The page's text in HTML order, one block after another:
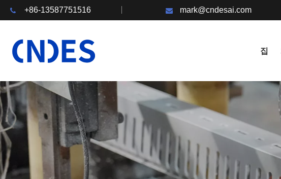
+86-13587751516 mark@cndesai.com
집